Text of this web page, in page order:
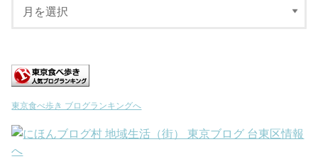
東京食べ歩き ブログランキングへ